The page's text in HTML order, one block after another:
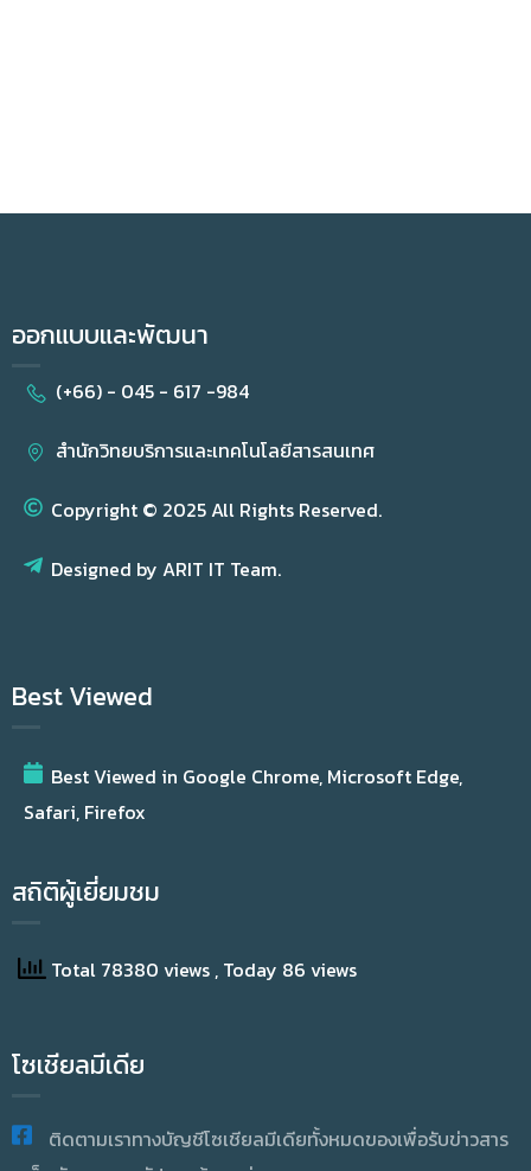
ออกแบบและพัฒนา
(+66) - 045 - 617 -984
สำนักวิทยบริการและเทคโนโลยีสารสนเทศ
Copyright © 2025 All Rights Reserved.
Designed by ARIT IT Team.
Best Viewed
Best Viewed in Google Chrome, Microsoft Edge,
Safari, Firefox
สถิติผู้เยี่ยมชม
Total 78380 views , Today 86 views
โซเชียลมีเดีย
ติดตามเราทางบัญชีโซเชียลมีเดียทั้งหมดของเพื่อรับข่าวสาร